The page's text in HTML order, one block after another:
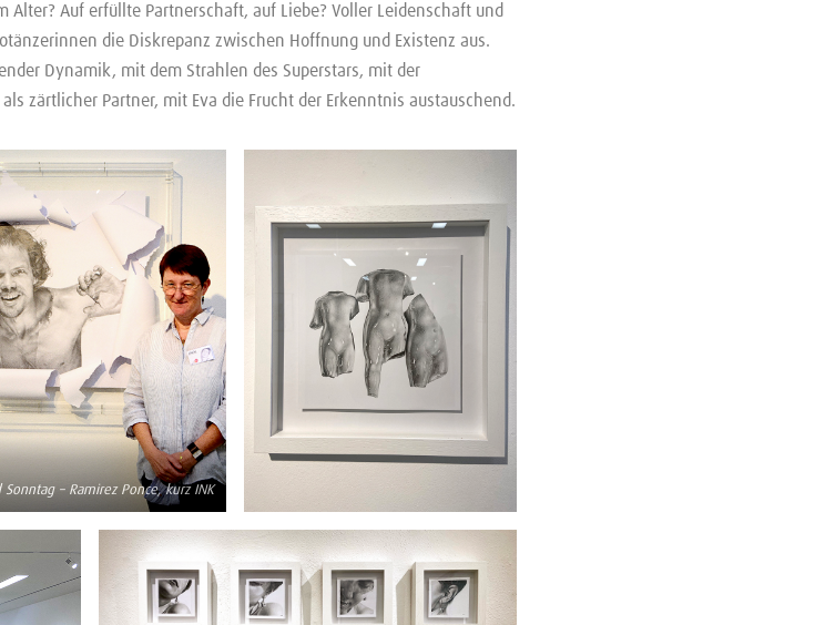
Alter? Auf erfüllte Partnerschaft, auf Liebe? Voller Leidenschaft und
die Diskrepanz zwischen Hoffnung und Existenz aus.
Dynamik, mit dem Strahlen des Superstars, mit der
zärtlicher Partner, mit Eva die Frucht der Erkenntnis austauschend.
Sonntag – Ramirez Ponce, kurz INK